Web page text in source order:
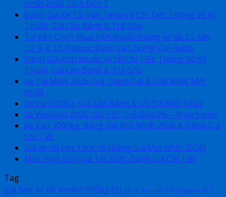
Nhất 2026 Từ A Đến Z
Đánh Giá Xe Tải Van Tera-V3 Chi Tiết: Thông Số Kỹ
Thuật, Giá Lăn Bánh & Trả Góp
Tư Vấn Chọn Mua Kích thước thùng xe tải 2.5 tấn
Từ A-Z: Ưu Nhược Điểm Và Chi Phí Vận Hành
Đánh Giá Kích thước xe tải Chi Tiết: Thông Số Kỹ
Thuật, Giá Lăn Bánh & Trả Góp
Xe Tải MAN 2026: Giá, Đánh Giá & Cập Nhật Mới
Nhất
Xe Van 500kg: Giá Lăn Bánh & Ưu Đãi Mới Nhất
Xe Vinaxuki 2026: Giá Tốt, Trả Góp 0% – Mua Ngay!
Xe Van 1000kg: Bảng Giá Mới Nhất 2026 & Đánh Giá
Chi Tiết
Giá xe tải van Tera V6 [Bảng Giá Mới Nhất 2026]
Mức Phạt Lỗi Quá Tải 2026: Đánh Giá Chi Tiết
Tag
giá bán xe tải Kenbo 990kg (2) giá xe isuzu qkr 230 (1) giá xe tải 3